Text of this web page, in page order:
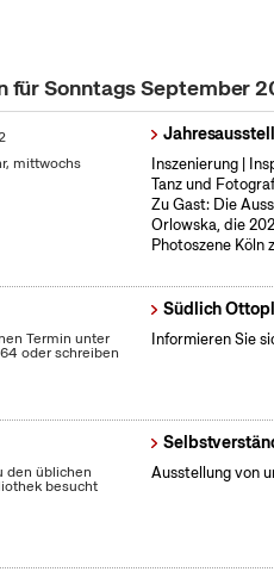
für Sonntags September
mittwochs
Inszenierung |
Tanz und
Zu Gast: Die
Orlowska, die
Photoszene Köln
Termin unter
oder schreiben
Südlich
Informieren Sie
den üblichen
besucht
Ausstellung von